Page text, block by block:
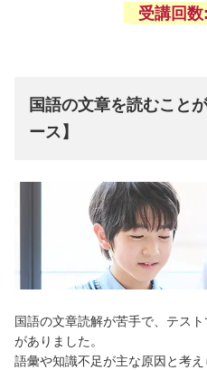
受講回
国語の文章を読むこと
ース】
国語の文章読解が苦手で、テス
がありました。
語彙や知識不足が主な原因と考